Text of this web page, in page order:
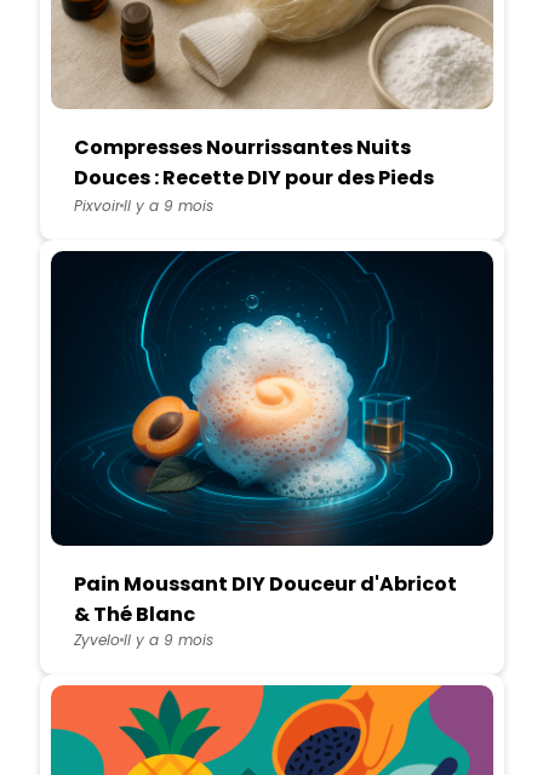
Compresses Nourrissantes Nuits
Douces : Recette DIY pour des Pieds
Réparés au Réveil
PixvoirIl y a 9 mois
Pain Moussant DIY Douceur d'Abricot
& Thé Blanc
ZyveloIl y a 9 mois